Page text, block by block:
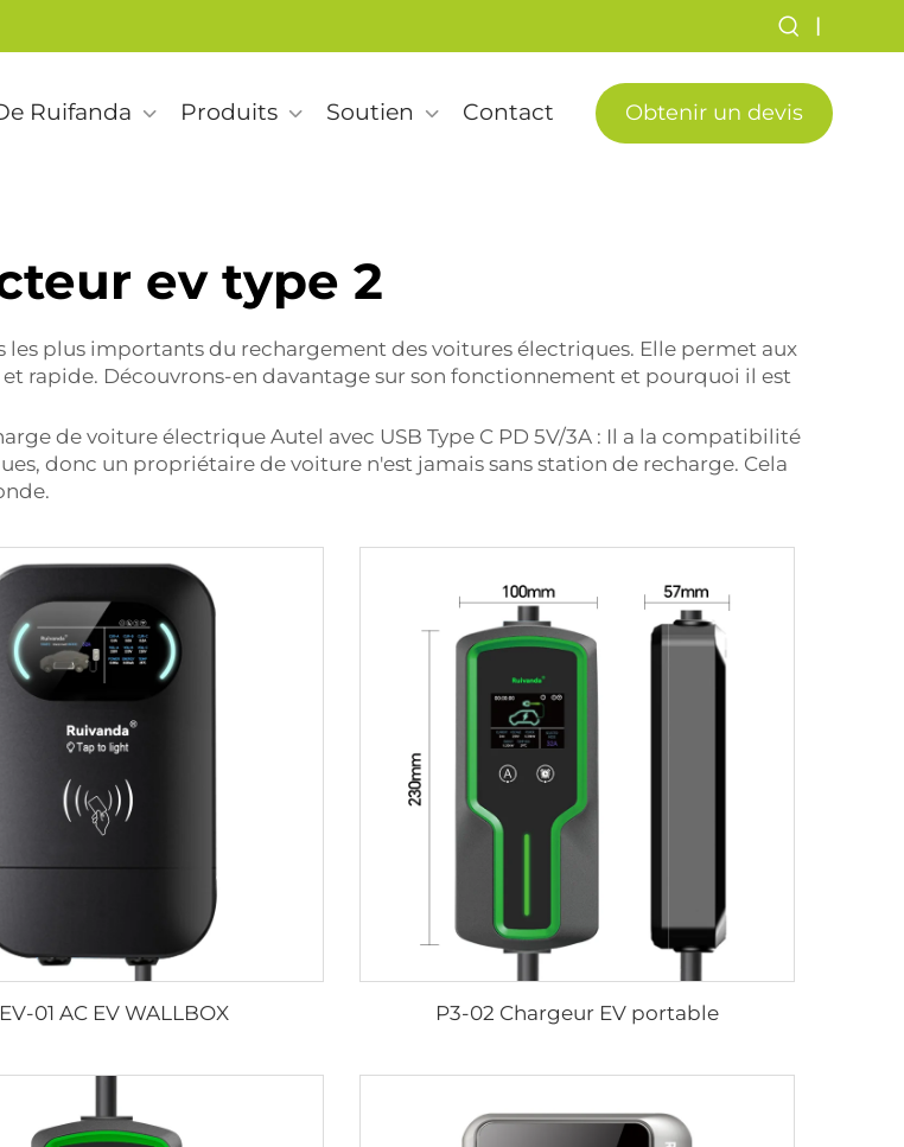
|
Ruifanda Produits Soutien Contact Obtenir un devis
ev type 2
les plus importants du rechargement des voitures électriques. Elle permet aux
rapide. Découvrons-en davantage sur son fonctionnement et pourquoi il est
de voiture électrique Autel avec USB Type C PD 5V/3A : Il a la compatibilité
donc un propriétaire de voiture n'est jamais sans station de recharge. Cela
01 AC EV WALLBOX P3-02 Chargeur EV portable